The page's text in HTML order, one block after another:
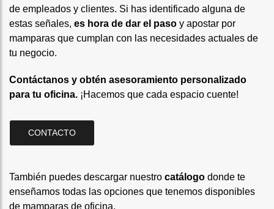
de empleados y clientes. Si has identificado alguna de
estas señales, es hora de dar el paso y apostar por
mamparas que cumplan con las necesidades actuales de
tu negocio.
Contáctanos y obtén asesoramiento personalizado
para tu oficina. ¡Hacemos que cada espacio cuente!
CONTACTO
También puedes descargar nuestro catálogo donde te
enseñamos todas las opciones que tenemos disponibles
de mamparas de oficina.